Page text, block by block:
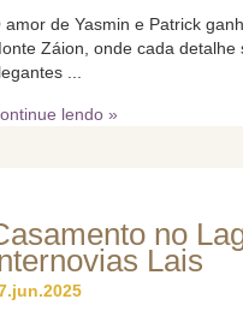
amor de Yasmin e Patrick
Záion, onde cada
...
lendo »
no
Lais